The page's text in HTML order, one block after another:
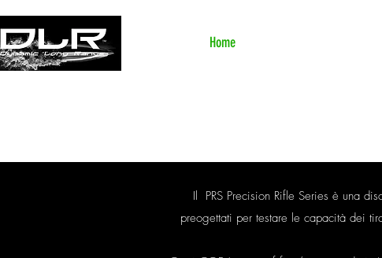
Home
Il PRS Precision Rifle Series è una
preogettati per testare le capacità dei